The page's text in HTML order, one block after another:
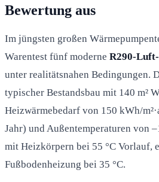
Bewertung aus
Im jüngsten großen
Warentest fünf moderne R290-
unter realitätsnahen Bedingungen.
typischer Bestandsbau mit 140 m²
Heizwärmebedarf von 150 kWh/
Jahr) und Außentemperaturen von
mit Heizkörpern bei 55 °C Vorlauf,
Fußbodenheizung bei 35 °C.